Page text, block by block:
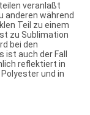
veranlaßt
anderen während
Teil zu einem
zu Sublimation
bei den
auch der Fall
reflektiert in
und in